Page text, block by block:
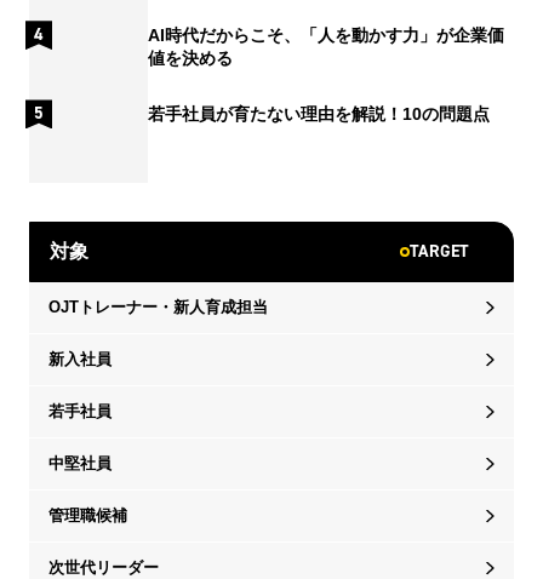
AI時代だからこそ、「人を動かす力」が企業価
値を決める
若手社員が育たない理由を解説！10の問題点
対象 TARGET
OJTトレーナー・新人育成担当
新入社員
若手社員
中堅社員
管理職候補
次世代リーダー